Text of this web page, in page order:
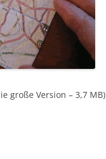
große Version – 3,7 MB)